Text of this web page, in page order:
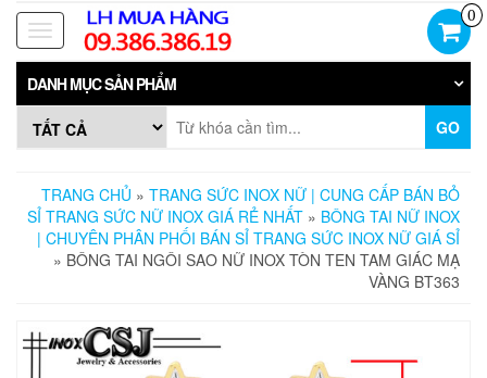
Skip
the
content
Toggle
navigation
0
DANH MỤC SẢN PHẨM
GO
TRANG CHỦ » TRANG SỨC INOX NỮ | CUNG CẤP BÁN BỎ
SỈ TRANG SỨC NỮ INOX GIÁ RẺ NHẤT » BÔNG TAI NỮ INOX
| CHUYÊN PHÂN PHỐI BÁN SỈ TRANG SỨC INOX NỮ GIÁ SỈ
» BÔNG TAI NGÔI SAO NỮ INOX TÒN TEN TAM GIÁC MẠ
VÀNG BT363